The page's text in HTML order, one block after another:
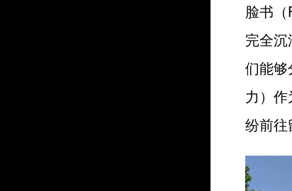
脸书
完全
们能
力）
纷前往